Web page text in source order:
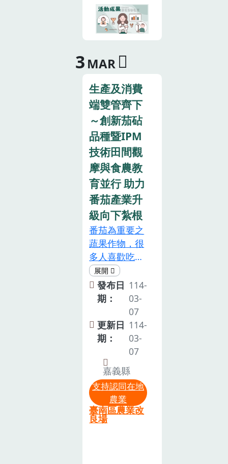
說明如下：編
撰國產農漁畜
教材農業部有
教育亟需正確
因此從107年
開始，邀集轄
下14個試驗改
良場所發揮專
業，各場逐年
建置2項國產
農漁畜產品、
農產品安全教
材資源，作為
食農教育推動
之重要基礎資
源，自107年
度至今，已累
積建置百餘種
國產農漁畜產
品，並公開於
「食農教育資
訊 整合平台」
供大家免費下
載引用，本場
研究人員發揮
專業，負責編
撰轄區特色作
物 如：落花
生、蘆筍、文
旦、芒果、胡
3 MAR
生產及消費
端雙管齊下
～創新茄砧
品種暨IPM
技術田間觀
摩與食農教
育並行 助力
番茄產業升
級向下紮根
番茄為重要之
蔬果作物，很
多人喜歡吃小
番茄，卻不知
道小番茄的盛
產之地就在嘉
義，每5顆番
茄就有1顆來
自嘉義，尤其
是太保市，近
三年來都是全
國產量最多的
鄉鎮！嘉義可
說是小番茄的
故鄉。為幫助
發布日
期：
114-
03-
07
更新日
期：
114-
03-
07
嘉義縣
支持認同在地
農業
臺南區農業改
良場